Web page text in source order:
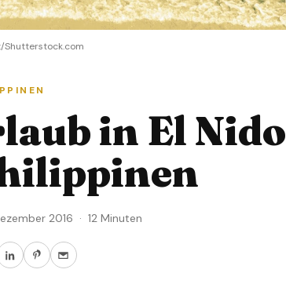
Shutterstock.com
in El Nido
2016 · 12 Minuten